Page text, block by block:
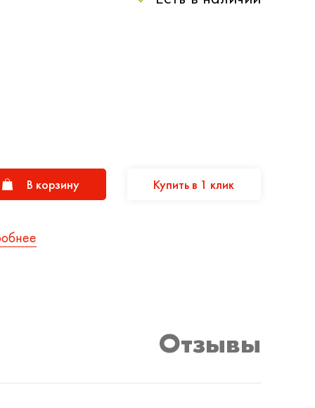
В корзину Купить в 1 клик
Отзывы